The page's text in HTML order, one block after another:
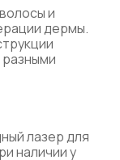
и
дермы.
лазер для
наличии у